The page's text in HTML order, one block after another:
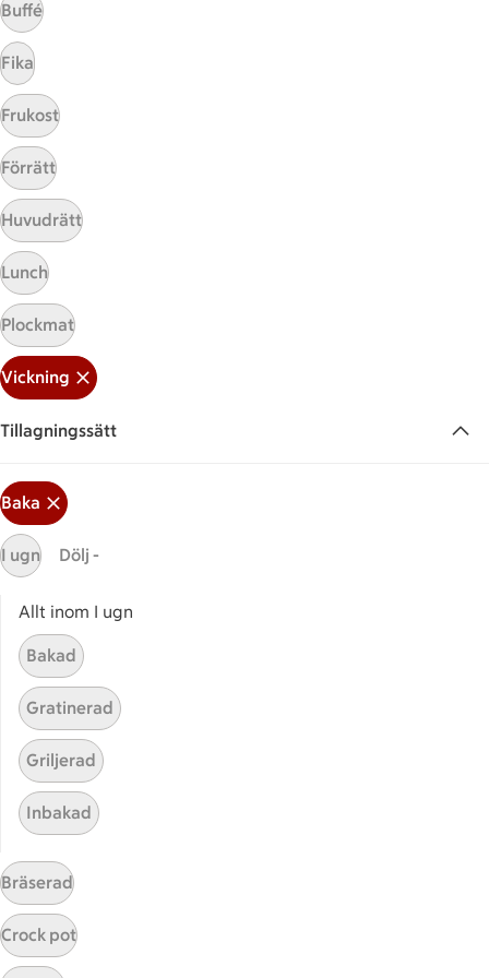
Vickning
Här hittar du alla goda recept du har sparat och
Start
Buffé
Fika
Frukost
Förrätt
Huvudrätt
Lunch
Plockmat
Vickning
Tillagningssätt
Baka
I ugn Dölj -
Allt inom I ugn
Bakad
Gratinerad
Griljerad
Inbakad
Bräserad
Crock pot